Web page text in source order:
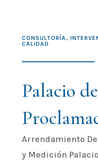
CONSULTORÍA,
CALIDAD
Palacio
Arrendamiento
y Medición